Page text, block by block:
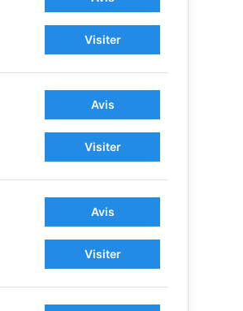
Visiter
Avis
Visiter
Avis
Visiter